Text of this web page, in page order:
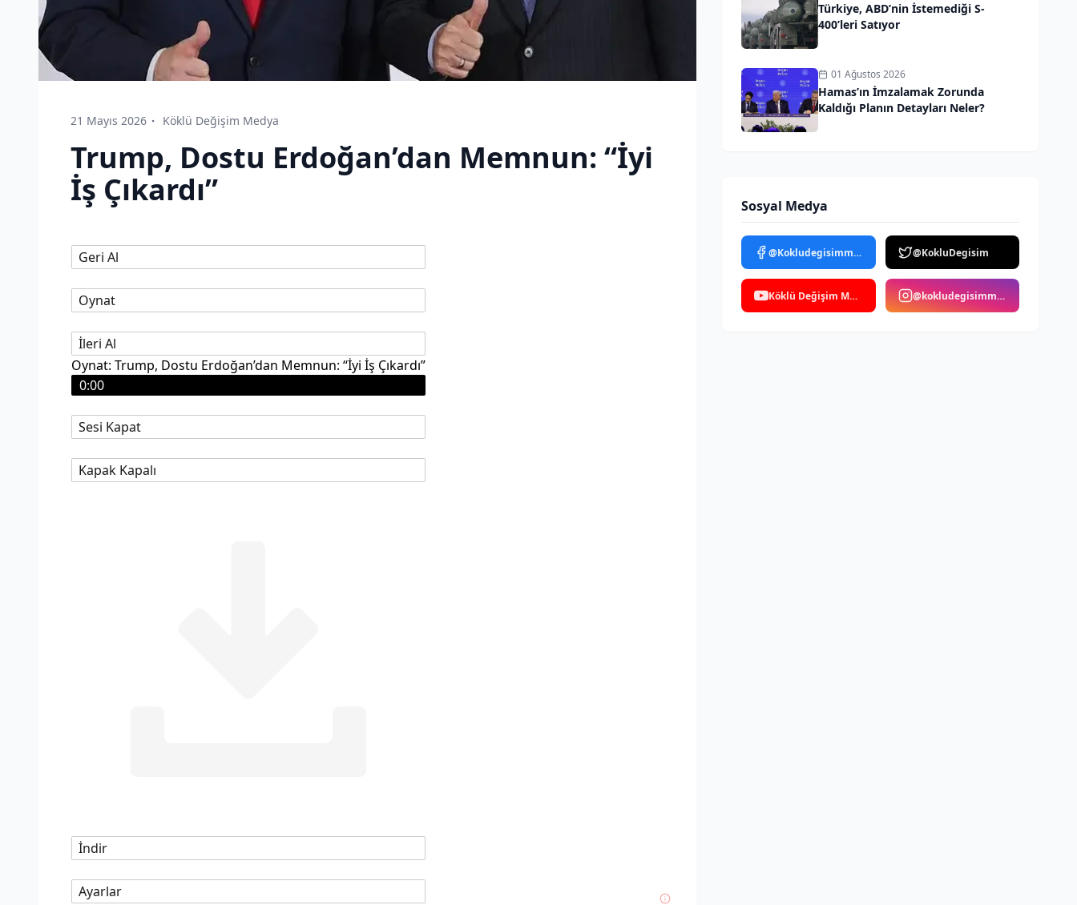
21 Mayıs 2026 Köklü Değişim Medya
Trump, Dostu Erdoğan’dan Memnun: “İyi
İş Çıkardı”
Geri Al
Oynat
İleri Al
Oynat: Trump, Dostu Erdoğan’dan Memnun: “İyi İş Çıkardı”
0:00
Sesi Kapat
Kapak Kapalı
İndir
Ayarlar
Türkiye, ABD’nin İstemediği S-
400’leri Satıyor
01 Ağustos 2026
Hamas’ın İmzalamak Zorunda
Kaldığı Planın Detayları Neler?
Sosyal Medya
@Kokludegisimmedya @KokluDegisim
Köklü Değişim Medya @kokludegisimmedya